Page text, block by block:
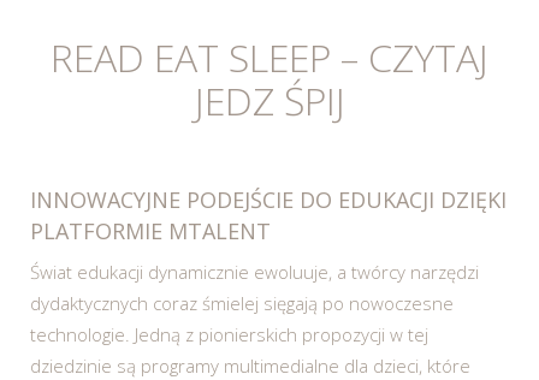
READ EAT SLEEP – CZYTAJ
JEDZ ŚPIJ
INNOWACYJNE PODEJŚCIE DO EDUKACJI DZIĘKI
PLATFORMIE MTALENT
Świat edukacji dynamicznie ewoluuje, a twórcy narzędzi
dydaktycznych coraz śmielej sięgają po nowoczesne
technologie. Jedną z pionierskich propozycji w tej
dziedzinie są programy multimedialne dla dzieci, które